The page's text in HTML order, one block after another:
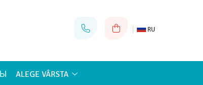
RU
ALEGE VÂRSTA